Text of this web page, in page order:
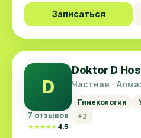
Записаться
D
7 отзывов
★★★★★
★★★★★ 4.5
Doktor D
Частная ·
Гинекология
+2